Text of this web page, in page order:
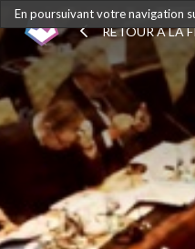
RETOUR À LA
En poursuivant votre navigation